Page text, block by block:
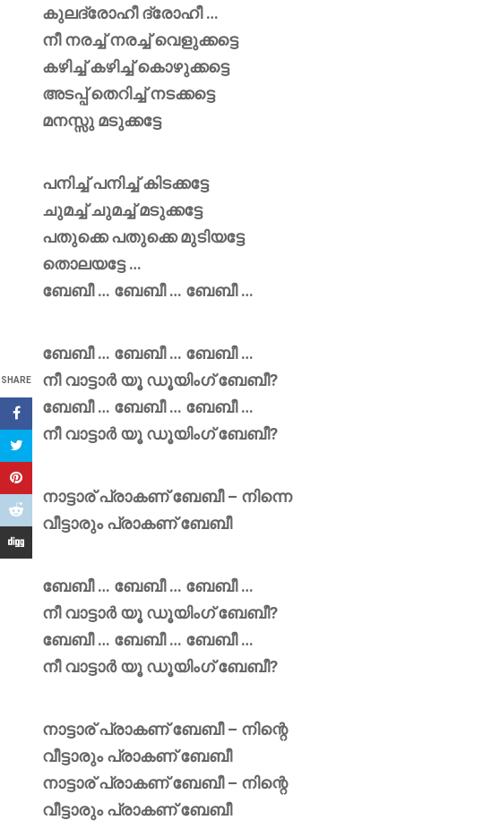
SHARE
കുലദ്രോഹീ ദ്രോഹീ …
നീ നരച്ച് നരച്ച് വെളുക്കട്ടെ
കഴിച്ച് കഴിച്ച് കൊഴുക്കട്ടെ
അടപ്പ് തെറിച്ച് നടക്കട്ടെ
മനസ്സു മടുക്കട്ടേ
പനിച്ച് പനിച്ച് കിടക്കട്ടേ
ചുമച്ച് ചുമച്ച് മടുക്കട്ടേ
പതുക്കെ പതുക്കെ മുടിയട്ടേ
തൊലയട്ടേ …
ബേബീ … ബേബീ … ബേബീ …
ബേബീ … ബേബീ … ബേബീ …
നീ വാട്ടാർ യൂ ഡൂയിംഗ് ബേബീ?
ബേബീ … ബേബീ … ബേബീ …
നീ വാട്ടാർ യൂ ഡൂയിംഗ് ബേബീ?
നാട്ടാര് പ്രാകണ് ബേബീ – നിന്നെ
വീട്ടാരും പ്രാകണ് ബേബീ
ബേബീ … ബേബീ … ബേബീ …
നീ വാട്ടാർ യൂ ഡൂയിംഗ് ബേബീ?
ബേബീ … ബേബീ … ബേബീ …
നീ വാട്ടാർ യൂ ഡൂയിംഗ് ബേബീ?
നാട്ടാര് പ്രാകണ് ബേബീ – നിന്റെ
വീട്ടാരും പ്രാകണ് ബേബീ
നാട്ടാര് പ്രാകണ് ബേബീ – നിന്റെ
വീട്ടാരും പ്രാകണ് ബേബീ